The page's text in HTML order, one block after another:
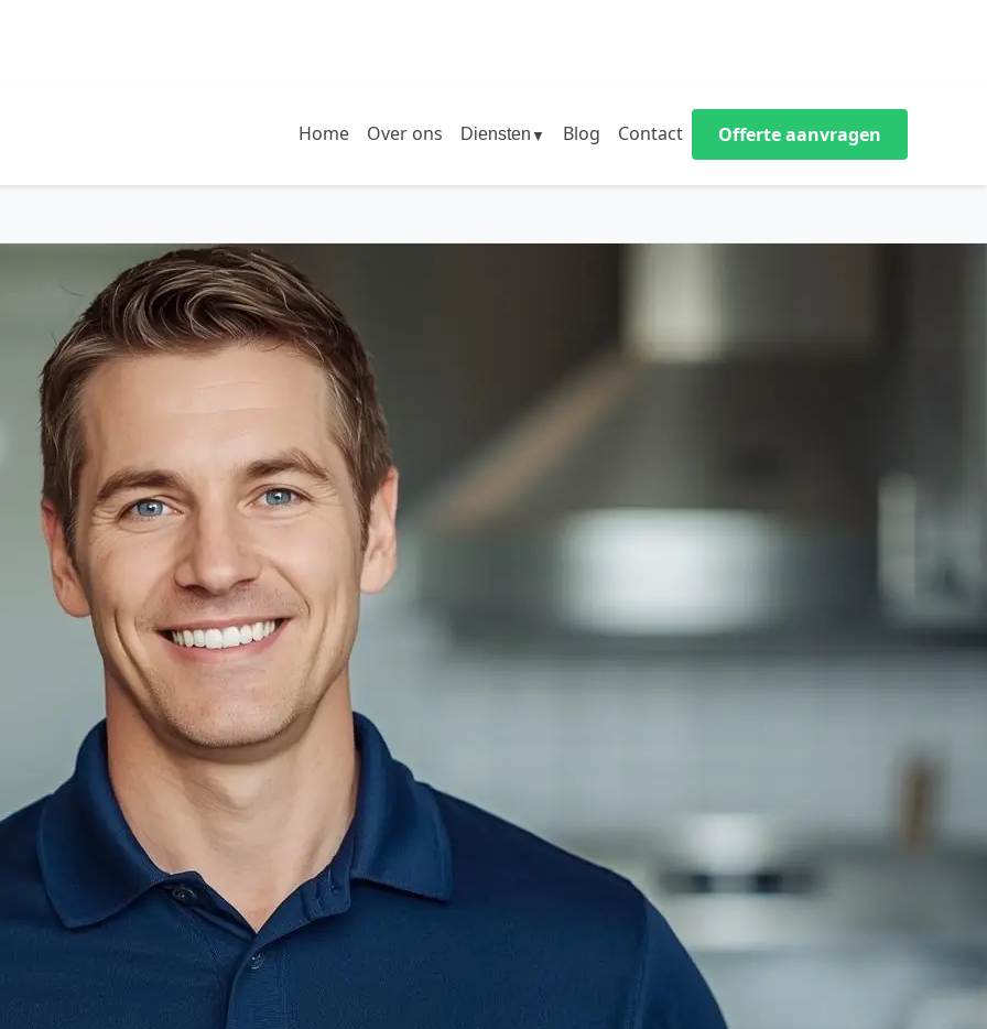
Home Over ons Diensten ▼ Blog Contact Offerte aanvragen